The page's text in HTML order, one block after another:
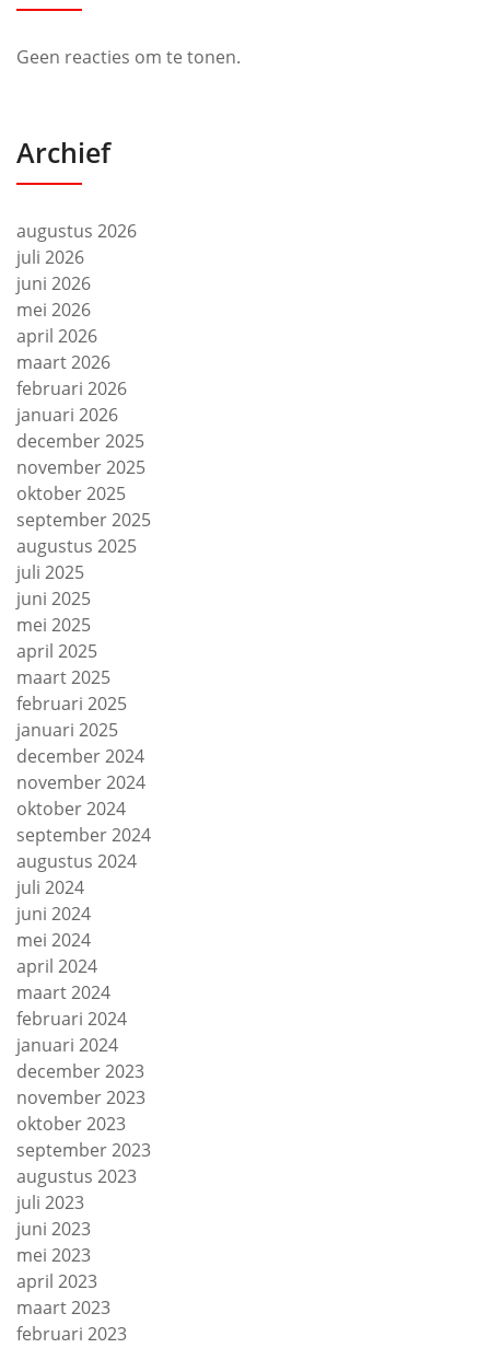
Geen reacties om te tonen.
Archief
augustus 2026
juli 2026
juni 2026
mei 2026
april 2026
maart 2026
februari 2026
januari 2026
december 2025
november 2025
oktober 2025
september 2025
augustus 2025
juli 2025
juni 2025
mei 2025
april 2025
maart 2025
februari 2025
januari 2025
december 2024
november 2024
oktober 2024
september 2024
augustus 2024
juli 2024
juni 2024
mei 2024
april 2024
maart 2024
februari 2024
januari 2024
december 2023
november 2023
oktober 2023
september 2023
augustus 2023
juli 2023
juni 2023
mei 2023
april 2023
maart 2023
februari 2023